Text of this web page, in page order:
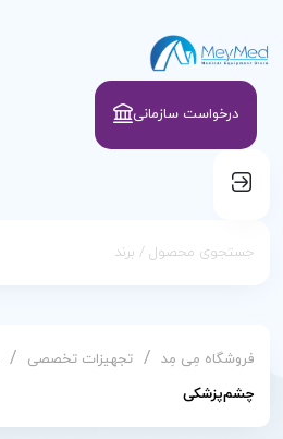
درخواست سازمانی
فروشگاه مِی مِد / تجهیزات تخصصی /
چشم‌پزشکی